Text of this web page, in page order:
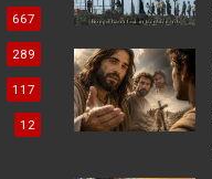
667
289
117
12